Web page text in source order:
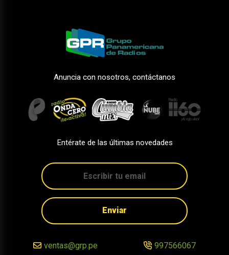
Anuncia con nosotros, contáctanos
Entérate de las últimas novedades
Enviar
ventas@grp.pe 997566067